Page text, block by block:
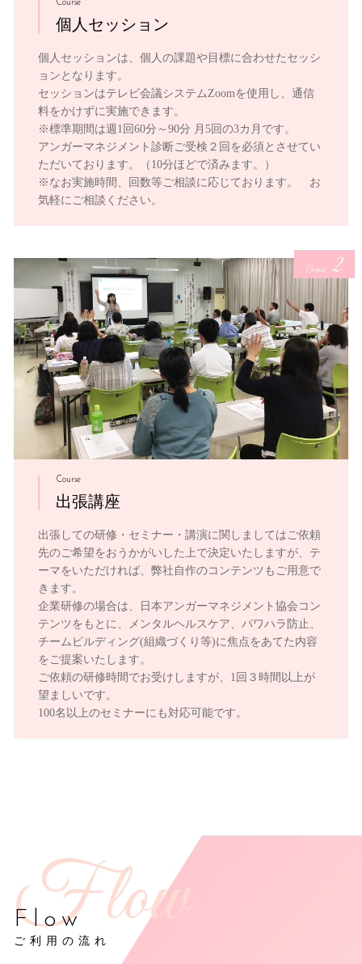
Course
個人セッション
個人セッションは、個人の課題や目標に合わせたセッシ
ョンとなります。
セッションはテレビ会議システムZoomを使用し、通信
料をかけずに実施できます。
※標準期間は週1回60分～90分 月5回の3カ月です。
アンガーマネジメント診断ご受検２回を必須とさせてい
ただいております。（10分ほどで済みます。）
※なお実施時間、回数等ご相談に応じております。 お
気軽にご相談ください。
Course 2
Course
出張講座
出張しての研修・セミナー・講演に関しましてはご依頼
先のご希望をおうかがいした上で決定いたしますが、テ
ーマをいただければ、弊社自作のコンテンツもご用意で
きます。
企業研修の場合は、日本アンガーマネジメント協会コン
テンツをもとに、メンタルヘルスケア、パワハラ防止、
チームビルディング(組織づくり等)に焦点をあてた内容
をご提案いたします。
ご依頼の研修時間でお受けしますが、1回３時間以上が
望ましいです。
100名以上のセミナーにも対応可能です。
Flow
ご利用の流れ